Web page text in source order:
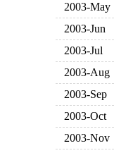
2003-May
2003-Jun
2003-Jul
2003-Aug
2003-Sep
2003-Oct
2003-Nov